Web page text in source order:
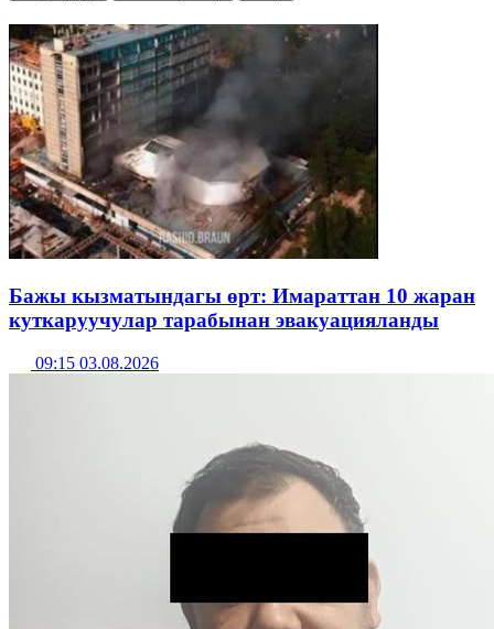
Бажы кызматындагы өрт: Имараттан 10 жаран
куткаруучулар тарабынан эвакуацияланды
09:15 03.08.2026